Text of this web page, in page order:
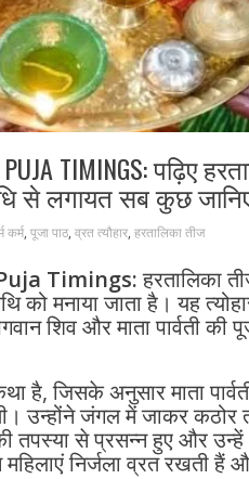
TIMINGS: पढ़िए
से लगायत सब कुछ
कर्म, पूजा पाठ, व्रत त्यौहार, हरतालिका तीज
Timings:हरतालिका
को मनाया जाता है। यह
शिव और माता पार्वती
है, जिसके अनुसार माता
उन्होंने जंगल में जाकर कठोर
तपस्या से प्रसन्न हुए और
निर्जला व्रत रखती हैं